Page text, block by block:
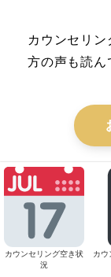
カウンセリ
方の声も読ん
カウンセリング空き状
況
カウ